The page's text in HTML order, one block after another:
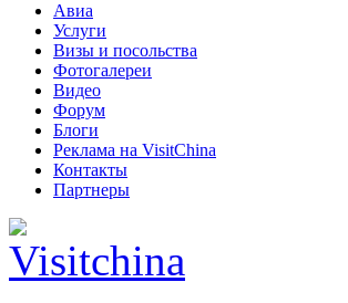
Авиа
Услуги
Визы и посольства
Фотогалереи
Видео
Форум
Блоги
Реклама на VisitChina
Контакты
Партнеры